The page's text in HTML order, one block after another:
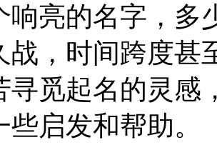
响亮的名字，多
战，时间跨度甚
寻觅起名的灵感
启发和帮助。